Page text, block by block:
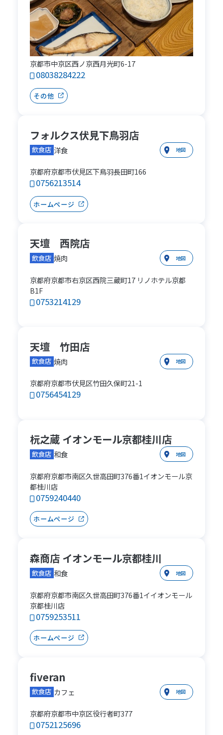
京都市中京区西ノ京西月光町6-17
08038284222
その他
フォルクス伏見下鳥羽店
飲食店 洋食 地図
京都府京都市伏見区下鳥羽長田町166
0756213514
ホームページ
天壇 西院店
飲食店 焼肉 地図
京都府京都市右京区西院三蔵町17 リノホテル京都
B1F
0753214129
天壇 竹田店
飲食店 焼肉 地図
京都府京都市伏見区竹田久保町21-1
0756454129
杬之蔵 イオンモール京都桂川店
飲食店 和食 地図
京都府京都市南区久世高田町376番1イオンモール京
都桂川店
0759240440
ホームページ
森商店 イオンモール京都桂川
飲食店 和食 地図
京都府京都市南区久世高田町376番1イイオンモール
京都桂川店
0759253511
ホームページ
fiveran
飲食店 カフェ 地図
京都府京都市中京区役行者町377
0752125696